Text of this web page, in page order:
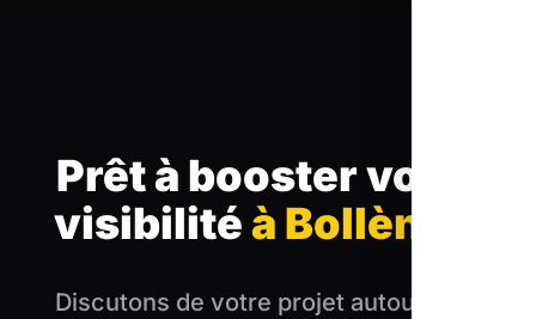
Prêt à booster votre
visibilitéà Bollène
Discutons de votre projet autour d'un